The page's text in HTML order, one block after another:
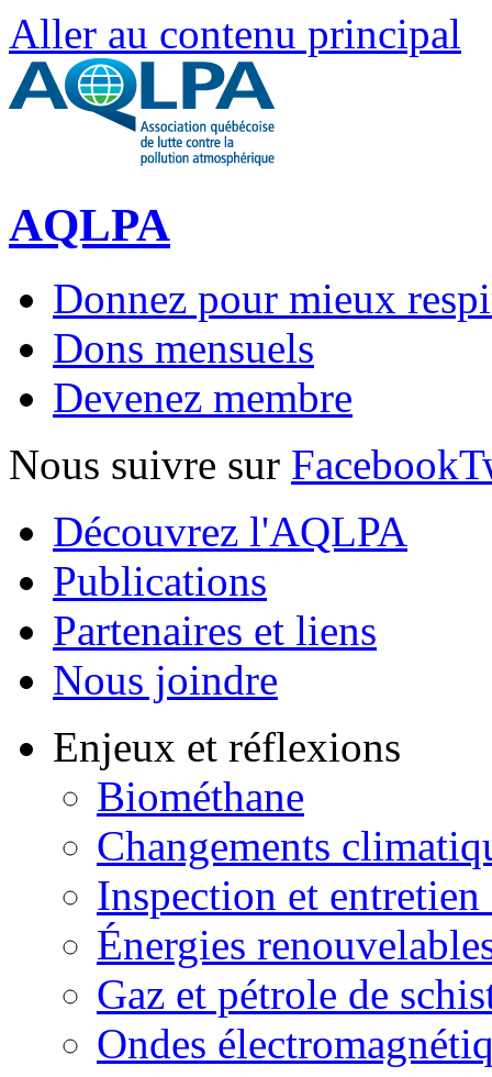
Aller au contenu principal
AQLPA
Donnez pour mieux
Dons mensuels
Devenez membre
Nous suivre sur Facebook
Découvrez l'AQLPA
Publications
Partenaires et liens
Nous joindre
Enjeux et réflexions
Biométhane
Changements
Inspection et entretien
Énergies
Gaz et pétrole de
Ondes